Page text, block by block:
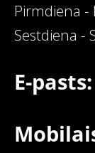
Pirmdiena -
E-pasts: